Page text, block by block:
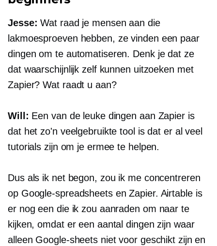
Jesse: Wat raad je mensen aan die
lakmoesproeven hebben, ze vinden een paar
dingen om te automatiseren. Denk je dat ze
dat waarschijnlijk zelf kunnen uitzoeken met
Zapier? Wat raadt u aan?
Will: Een van de leuke dingen aan Zapier is
dat het zo'n veelgebruikte tool is dat er al veel
tutorials zijn om je ermee te helpen.
Dus als ik net begon, zou ik me concentreren
op Google-spreadsheets en Zapier. Airtable is
er nog een die ik zou aanraden om naar te
kijken, omdat er een aantal dingen zijn waar
alleen Google-sheets niet voor geschikt zijn en